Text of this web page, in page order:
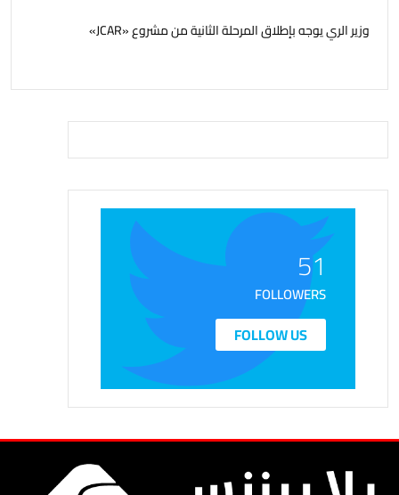
وزير الري يوجه بإطلاق المرحلة الثانية من مشروع «JCAR»
51
FOLLOWERS
FOLLOW US